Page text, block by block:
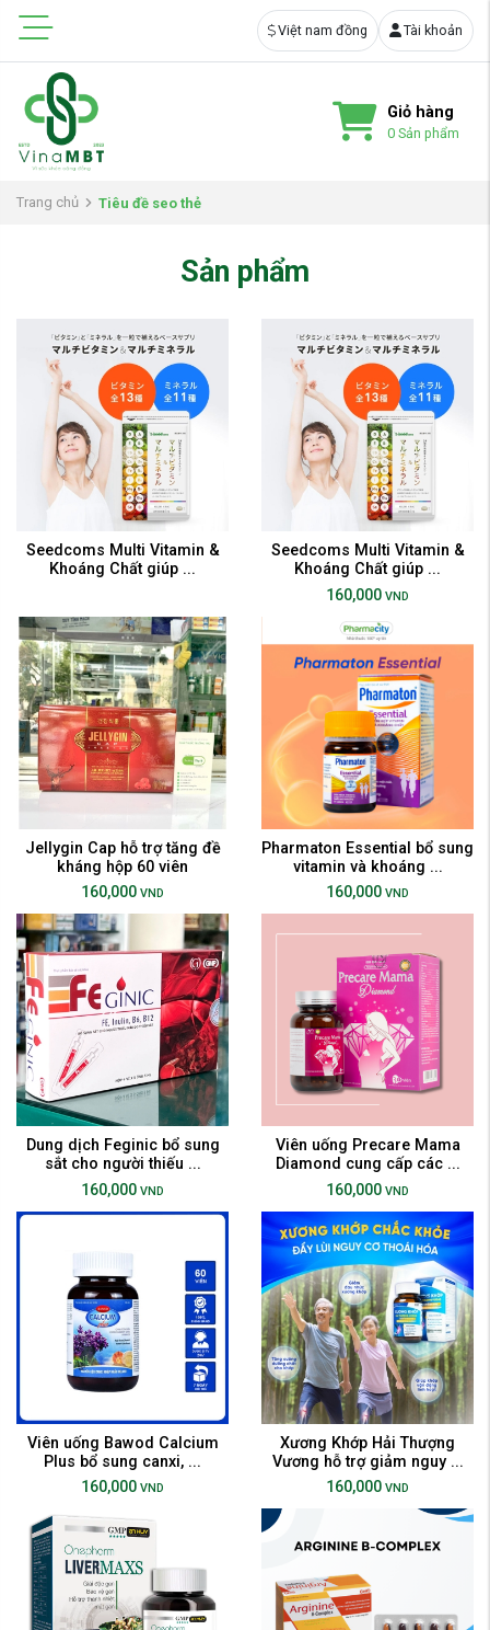
Tài khoản
Việt nam đồng
Giỏ hàng
0Sản phẩm
Trang chủ Tiêu đề seo thẻ
Sản phẩm
Seedcoms Multi Vitamin &
Khoáng Chất giúp ...
Seedcoms Multi Vitamin &
Khoáng Chất giúp ...
160,000 VND
Jellygin Cap hỗ trợ tăng đề
kháng hộp 60 viên
160,000 VND
Pharmaton Essential bổ sung
vitamin và khoáng ...
160,000 VND
Dung dịch Feginic bổ sung
sắt cho người thiếu ...
160,000 VND
Viên uống Precare Mama
Diamond cung cấp các ...
160,000 VND
Viên uống Bawod Calcium
Plus bổ sung canxi, ...
160,000 VND
Xương Khớp Hải Thượng
Vương hỗ trợ giảm nguy ...
160,000 VND